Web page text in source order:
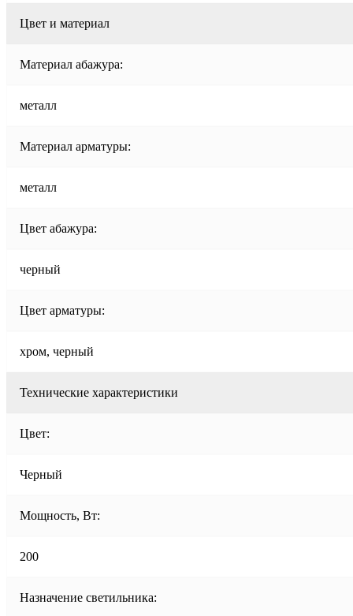
Цвет и материал
Материал абажура:
металл
Материал арматуры:
металл
Цвет абажура:
черный
Цвет арматуры:
хром, черный
Технические характеристики
Цвет:
Черный
Мощность, Вт:
200
Назначение светильника: